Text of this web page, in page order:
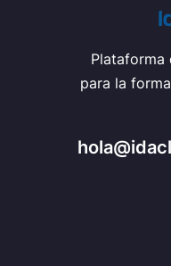
Plataforma
para la